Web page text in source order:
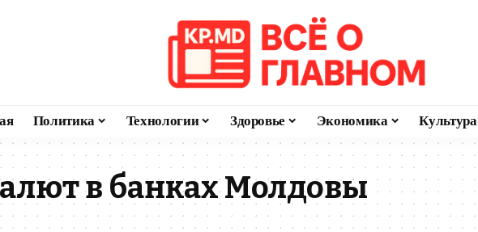
Политика Технологии Здоровье Экономика Культура
в банках Молдовы